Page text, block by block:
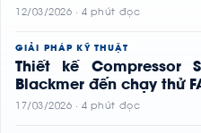
12/03/2026 · 4 phút đọc
GIẢI PHÁP KỸ THUẬT
Thiết kế Compressor
Blackmer đến chạy thử
17/03/2026 · 4 phút đọc